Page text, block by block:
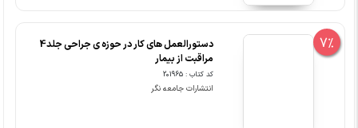
7%
دستورالعمل های کار در حوزه ی جراحی جلد4
مراقبت از بیمار
کد کتاب : 201965
انتشارات جامعه نگر